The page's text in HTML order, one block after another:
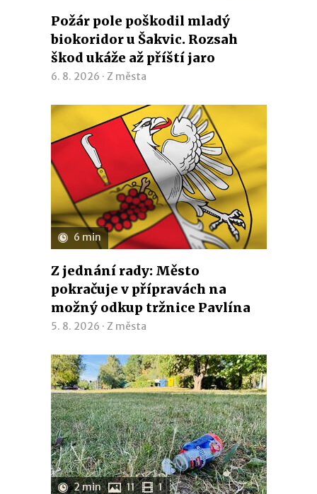
Požár pole poškodil mladý
biokoridor u Šakvic. Rozsah
škod ukáže až příští jaro
6. 8. 2026 · Z města
6 min
Z jednání rady: Město
pokračuje v přípravách na
možný odkup tržnice Pavlína
5. 8. 2026 · Z města
2 min 11 1